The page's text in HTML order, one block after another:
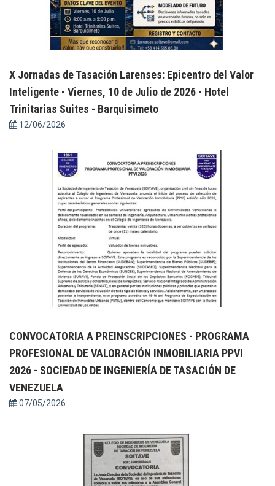
X Jornadas de Tasación Larenses: Epicentro del Valor
Inteligente - Viernes, 10 de Julio de 2026 - Hotel
Trinitarias Suites - Barquisimeto
12/06/2026
CONVOCATORIA A PREINSCRIPCIONES - PROGRAMA
PROFESIONAL DE VALORACIÓN INMOBILIARIA PPVI
2026 - SOCIEDAD DE INGENIERÍA DE TASACIÓN DE
VENEZUELA
07/05/2026